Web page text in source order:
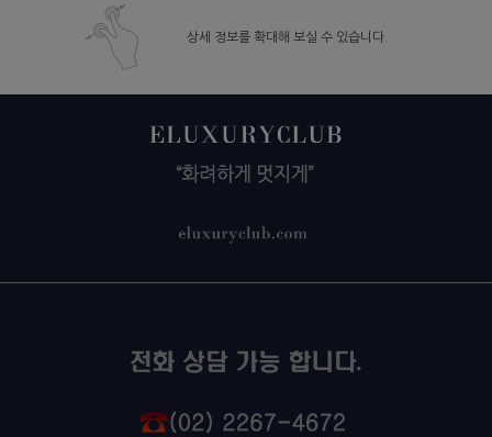
상세 정보를 확대해 보실 수 있습니다.